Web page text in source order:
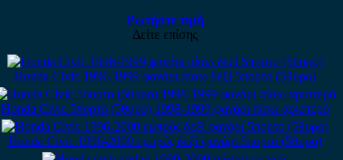
Ρωτήστε τιμή
Δείτε επίσης
Honda Civic 1996-1999 φανάρι πίσω δεξί 5πορτο (5θυρο)
Honda Civic 5πορτο (5θυρο) 1998-1999 φανάρι πίσω αριστερό
Honda Civic 1996-2000 εμπρός δεξί φανάρι 5πορτο (5θυρο)